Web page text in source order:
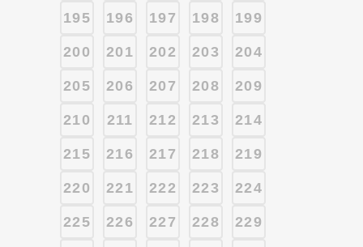
195 196 197 198 199
200 201 202 203 204
205 206 207 208 209
210 211 212 213 214
215 216 217 218 219
220 221 222 223 224
225 226 227 228 229